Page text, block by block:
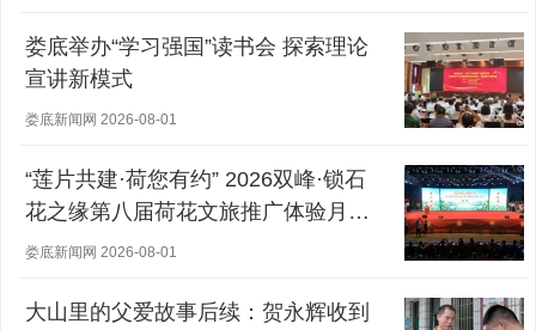
娄底举办“学习强国”读书会 探索理论
宣讲新模式
娄底新闻网 2026-08-01
“莲片共建·荷您有约” 2026双峰·锁石
花之缘第八届荷花文旅推广体验月盛
大开幕
娄底新闻网 2026-08-01
大山里的父爱故事后续：贺永辉收到